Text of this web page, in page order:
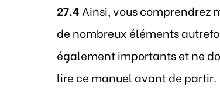
27.4 Ainsi, vous comprendrez
de nombreux éléments
également importants et ne
lire ce manuel avant de partir.